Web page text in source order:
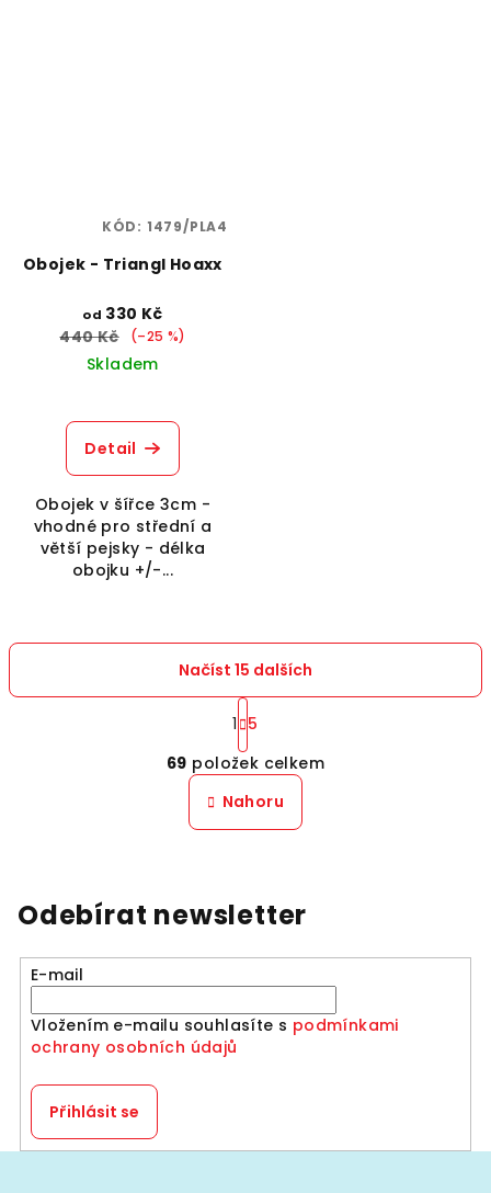
Obojek - Triangl Hoaxx
od 330 Kč
440 Kč
(–25 %)
Skladem
Detail
Obojek v šířce 3cm -
vhodné pro střední a
větší pejsky - délka
obojku +/-...
KÓD: 1479/PLA4
O
v
l
á
c
í
k
i
Načíst 15 dalších
S
t
r
á
n
k
o
í
1 5
69 položek celkem
Nahoru
Odebírat newsletter
E-mail
Vložením e-mailu souhlasíte s podmínkami
ochrany osobních údajů
Přihlásit se